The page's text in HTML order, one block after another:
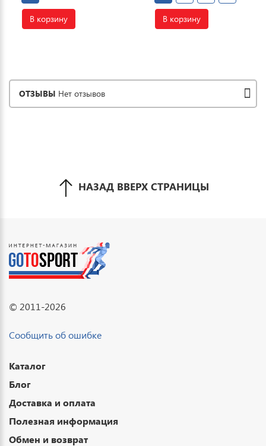
В корзину В корзину
ОТЗЫВЫ Нет отзывов
НАЗАД ВВЕРХ СТРАНИЦЫ
© 2011-2026
Сообщить об ошибке
Каталог
Блог
Доставка и оплата
Полезная информация
Обмен и возврат